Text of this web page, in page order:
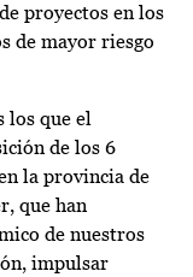
proyectos en los
de mayor riesgo
los que el
de los 6
la provincia de
que han
de nuestros
impulsar